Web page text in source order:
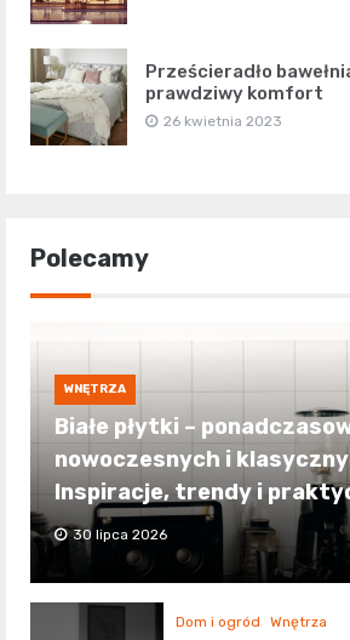
Prześcieradło
prawdziwy komfort
26 kwietnia 2023
Polecamy
WNĘTRZA
Białe płytki –
nowoczesnych i
Inspiracje, trendy i
30 lipca 2026
Dom i ogród Wnętrza